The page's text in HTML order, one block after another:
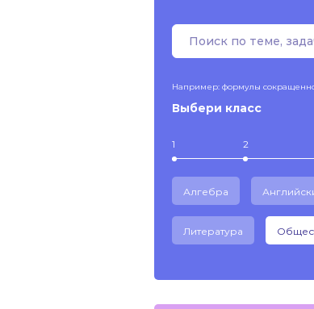
Например: формулы
Выбери класс
1 2
Алгебра
Литература